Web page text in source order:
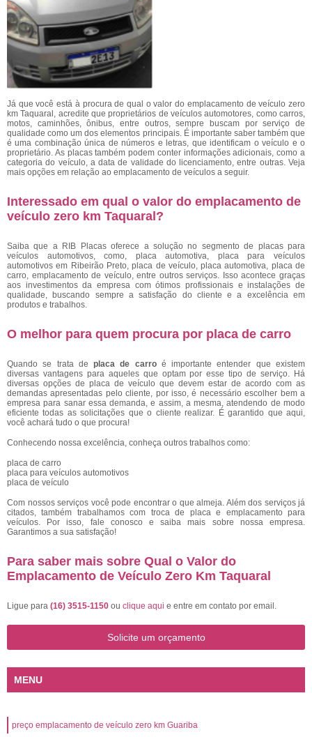
Já que você está à procura de qual o valor do emplacamento de veículo zero
km Taquaral, acredite que proprietários de veículos automotores, como carros,
motos, caminhões, ônibus, entre outros, sempre buscam por serviço de
qualidade como um dos elementos principais. É importante saber também que
é uma combinação única de números e letras, que identificam o veículo e o
proprietário. As placas também podem conter informações adicionais, como a
categoria do veículo, a data de validade do licenciamento, entre outras. Veja
mais opções em relação ao emplacamento de veículos a seguir.
Interessado em qual o valor do emplacamento de
veículo zero km Taquaral?
Saiba que a RIB Placas oferece a solução no segmento de placas para
veículos automotivos, como, placa automotiva, placa para veículos
automotivos em Ribeirão Preto, placa de veículo, placa automotiva, placa de
carro, emplacamento de veículo, entre outros serviços. Isso acontece graças
aos investimentos da empresa com ótimos profissionais e instalações de
qualidade, buscando sempre a satisfação do cliente e a excelência em
produtos e trabalhos.
O melhor para quem procura por placa de carro
Quando se trata deplaca de carroé importante entender que existem
diversas vantagens para aqueles que optam por esse tipo de serviço. Há
diversas opções de placa de veículo que devem estar de acordo com as
demandas apresentadas pelo cliente, por isso, é necessário escolher bem a
empresa para sanar essa demanda, e assim, a mesma, atendendo de modo
eficiente todas as solicitações que o cliente realizar. É garantido que aqui,
você achará tudo o que procura!
Conhecendo nossa excelência, conheça outros trabalhos como:
placa de carro
placa para veículos automotivos
placa de veículo
Com nossos serviços você pode encontrar o que almeja. Além dos serviços já
citados, também trabalhamos com troca de placa e emplacamento para
veículos. Por isso, fale conosco e saiba mais sobre nossa empresa.
Garantimos a sua satisfação!
Para saber mais sobre Qual o Valor do
Emplacamento de Veículo Zero Km Taquaral
Ligue para (16) 3515-1150 ou clique aqui e entre em contato por email.
Solicite um orçamento
MENU
preço emplacamento de veículo zero km Guariba